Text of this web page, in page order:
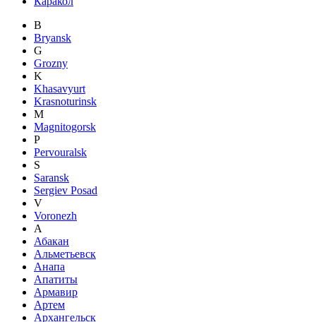
B
Bryansk
G
Grozny
K
Khasavyurt
Krasnoturinsk
M
Magnitogorsk
P
Pervouralsk
S
Saransk
Sergiev Posad
V
Voronezh
А
Абакан
Альметьевск
Анапа
Апатиты
Армавир
Артем
Архангельск